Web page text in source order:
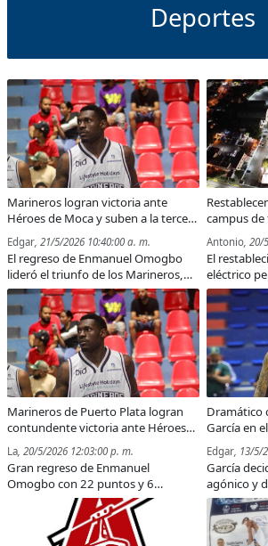
Deportes
Deportes
Marineros logran victoria ante
Héroes de Moca y suben a la tercera
posición
Edgar, 21/5/2026 10:40:00 a. m.
El regreso de Enmanuel Omogbo
lideró el triunfo de los Marineros,
que dominaron a los Héroes de
Moca y fortalecieron sus
aspiraciones clasificatorias.
campus
Puerto
Antonio, 20/
El
eléctrico
prácticas y
el principal
Puerto
Marineros de Puerto Plata logran
contundente victoria ante Héroes
de Moca y suben al tercer puesto
La, 20/5/2026 12:03:00 p. m.
Gran regreso de Enmanuel
Omogbo con 22 puntos y 6
Dramático
García en
victoria de
Plata sobre
Edgar, 13/5/
García
agónico y
Reales.